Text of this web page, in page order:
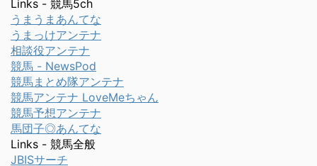
Links - 競馬5ch
うまうまあんてな
うまっけアンテナ
相談役アンテナ
競馬 - NewsPod
競馬まとめ隊アンテナ
競馬アンテナ LoveMeちゃん
競馬予想アンテナ
馬団子◎あんてな
Links - 競馬全般
JBISサーチ